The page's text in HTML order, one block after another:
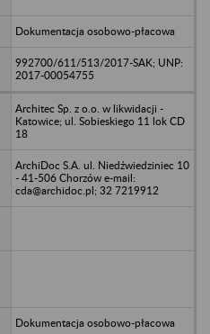
Dokumentacja osobowo-płacowa
992700/611/513/2017-SAK; UNP:
2017-00054755
Architec Sp. z o.o. w likwidacji -
Katowice; ul. Sobieskiego 11 lok CD
18
ArchiDoc S.A. ul. Niedźwiedziniec 10
- 41-506 Chorzów e-mail:
cda@archidoc.pl; 32 7219912
Dokumentacja osobowo-płacowa